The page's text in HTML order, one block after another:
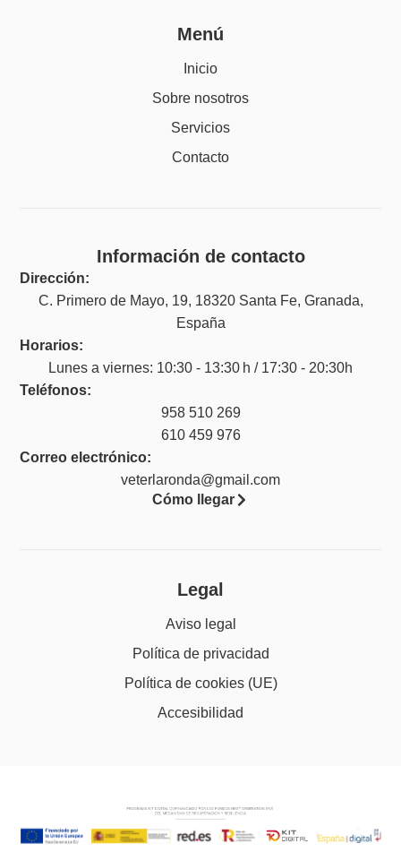
Menú
Inicio
Sobre nosotros
Servicios
Contacto
Información de contacto
Dirección:
C. Primero de Mayo, 19, 18320 Santa Fe, Granada,
España
Horarios:
Lunes a viernes: 10:30 - 13:30 h / 17:30 - 20:30h
Teléfonos:
958 510 269
610 459 976
Correo electrónico:
veterlaronda@gmail.com
Cómo llegar
Legal
Aviso legal
Política de privacidad
Política de cookies (UE)
Accesibilidad